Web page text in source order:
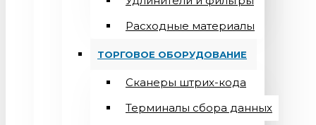
Расходные материалы
ТОРГОВОЕ ОБОРУДОВАНИЕ
Сканеры штрих-кода
Терминалы сбора данных